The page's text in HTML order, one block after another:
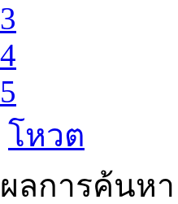
3
4
5
โหวต
ผลการค้นหา